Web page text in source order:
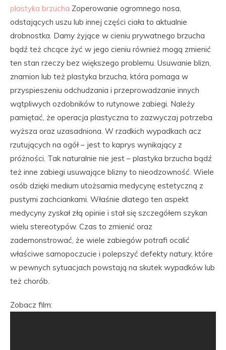
plastyka brzucha Zoperowanie ogromnego nosa,
odstających uszu lub innej części ciała to aktualnie
drobnostka. Damy żyjące w cieniu prywatnego brzucha
bądź też chcące żyć w jego cieniu również mogą zmienić
ten stan rzeczy bez większego problemu. Usuwanie blizn,
znamion lub też plastyka brzucha, która pomaga w
przyspieszeniu odchudzania i przeprowadzanie innych
wątpliwych ozdobników to rutynowe zabiegi. Należy
pamiętać, że operacja plastyczna to zazwyczaj potrzeba
wyższa oraz uzasadniona. W rzadkich wypadkach acz
rzutujących na ogół – jest to kaprys wynikający z
próżności. Tak naturalnie nie jest – plastyka brzucha bądź
też inne zabiegi usuwające blizny to nieodzowność. Wiele
osób dzięki medium utożsamia medycynę estetyczną z
pustymi zachciankami. Właśnie dlatego ten aspekt
medycyny zyskał złą opinie i stał się szczegółem szykan
wielu stereotypów. Czas to zmienić oraz
zademonstrować, że wiele zabiegów potrafi ocalić
właściwe samopoczucie i polepszyć defekty natury, które
w pewnych sytuacjach powstają na skutek wypadków lub
też chorób.
Zobacz film: